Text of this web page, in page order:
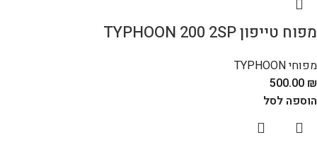
מפוח טייפון TYPHOON 200 2SP
מפוחי TYPHOON
500.00 ₪
הוספה לסל